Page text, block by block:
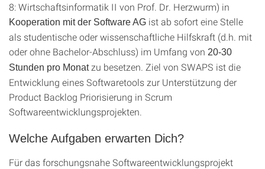
8: Wirtschaftsinformatik II von Prof. Dr. Herzwurm) in
Kooperation mit der Software AG ist ab sofort eine Stelle
als studentische oder wissenschaftliche Hilfskraft (d.h. mit
oder ohne Bachelor-Abschluss) im Umfang von 20-30
Stunden pro Monatzu besetzen. Ziel von SWAPS ist die
Entwicklung eines Softwaretools zur Unterstützung der
Product Backlog Priorisierung in Scrum
Softwareentwicklungsprojekten.
Welche Aufgaben erwarten Dich?
Für das forschungsnahe Softwareentwicklungsprojekt